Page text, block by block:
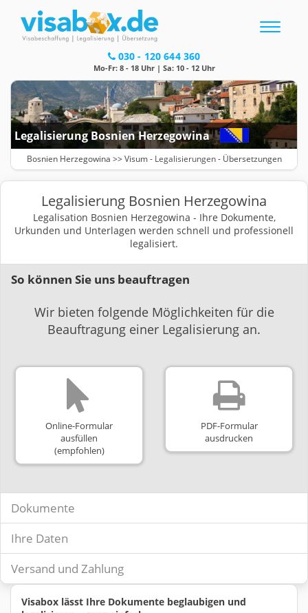
Toggle
030 - 120 644 360
Mo-Fr: 8 - 18 Uhr | Sa: 10 - 12 Uhr
Legalisierung Bosnien Herzegowina
Bosnien Herzegowina >> Visum- Legalisierungen- Übersetzungen
Legalisierung Bosnien Herzegowina
Legalisation Bosnien Herzegowina - Ihre Dokumente,
Urkunden und Unterlagen werden schnell und professionell
legalisiert.
So können Sie uns beauftragen
Wir bieten folgende Möglichkeiten für die
Beauftragung einer Legalisierung an.
Online-Formular
ausfüllen
(empfohlen)
PDF-Formular
ausdrucken
Dokumente
Ihre Daten
Versand und Zahlung
Visabox lässt Ihre Dokumente beglaubigen und